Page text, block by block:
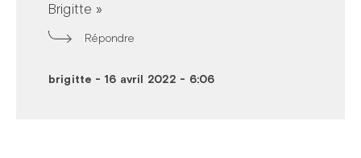
Brigitte »
Répondre
brigitte - 16 avril 2022 - 6:06